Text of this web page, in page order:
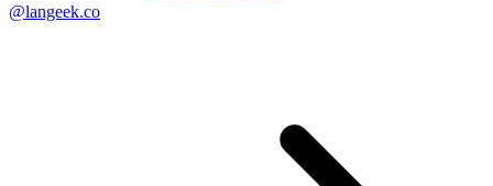
@langeek.co